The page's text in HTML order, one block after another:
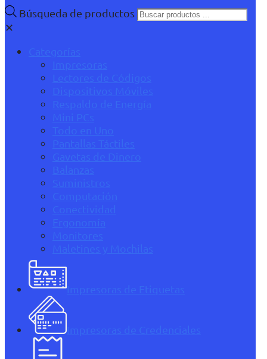
Búsqueda de productos
✕
Categorías
Impresoras
Lectores de Códigos
Dispositivos Móviles
Respaldo de Energía
Mini PCs
Todo en Uno
Pantallas Táctiles
Gavetas de Dinero
Balanzas
Suministros
Computación
Conectividad
Ergonomía
Monitores
Maletines y Mochilas
Impresoras de Etiquetas
Impresoras de Credenciales